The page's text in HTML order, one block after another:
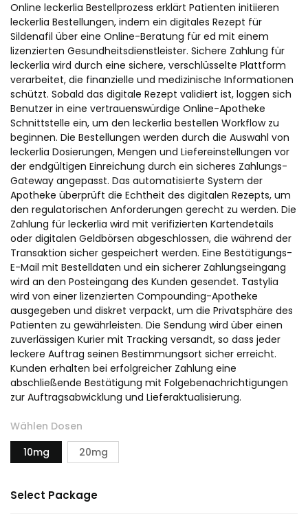
Online leckerlia Bestellprozess erklärt Patienten initiieren
leckerlia Bestellungen, indem ein digitales Rezept für
Sildenafil über eine Online-Beratung für ed mit einem
lizenzierten Gesundheitsdienstleister. Sichere Zahlung für
leckerlia wird durch eine sichere, verschlüsselte Plattform
verarbeitet, die finanzielle und medizinische Informationen
schützt. Sobald das digitale Rezept validiert ist, loggen sich
Benutzer in eine vertrauenswürdige Online-Apotheke
Schnittstelle ein, um den leckerlia bestellen Workflow zu
beginnen. Die Bestellungen werden durch die Auswahl von
leckerlia Dosierungen, Mengen und Liefereinstellungen vor
der endgültigen Einreichung durch ein sicheres Zahlungs-
Gateway angepasst. Das automatisierte System der
Apotheke überprüft die Echtheit des digitalen Rezepts, um
den regulatorischen Anforderungen gerecht zu werden. Die
Zahlung für leckerlia wird mit verifizierten Kartendetails
oder digitalen Geldbörsen abgeschlossen, die während der
Transaktion sicher gespeichert werden. Eine Bestätigungs-
E-Mail mit Bestelldaten und ein sicherer Zahlungseingang
wird an den Posteingang des Kunden gesendet. Tastylia
wird von einer lizenzierten Compounding-Apotheke
ausgegeben und diskret verpackt, um die Privatsphäre des
Patienten zu gewährleisten. Die Sendung wird über einen
zuverlässigen Kurier mit Tracking versandt, so dass jeder
leckere Auftrag seinen Bestimmungsort sicher erreicht.
Kunden erhalten bei erfolgreicher Zahlung eine
abschließende Bestätigung mit Folgebenachrichtigungen
zur Auftragsabwicklung und Lieferaktualisierung.
Wählen Dosen
10mg
20mg
Select Package